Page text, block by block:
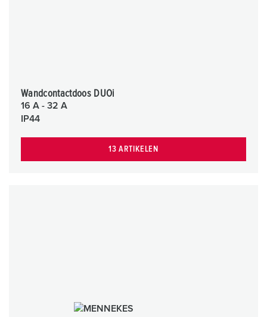
Wandcontactdoos DUOi
16 A - 32 A
IP44
13 ARTIKELEN